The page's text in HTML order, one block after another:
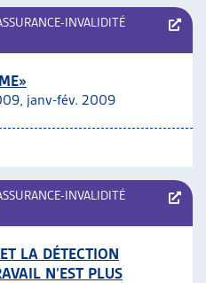
INVALIDITÉ
janv-fév. 2009
INVALIDITÉ
LA DÉTECTION
N’EST PLUS